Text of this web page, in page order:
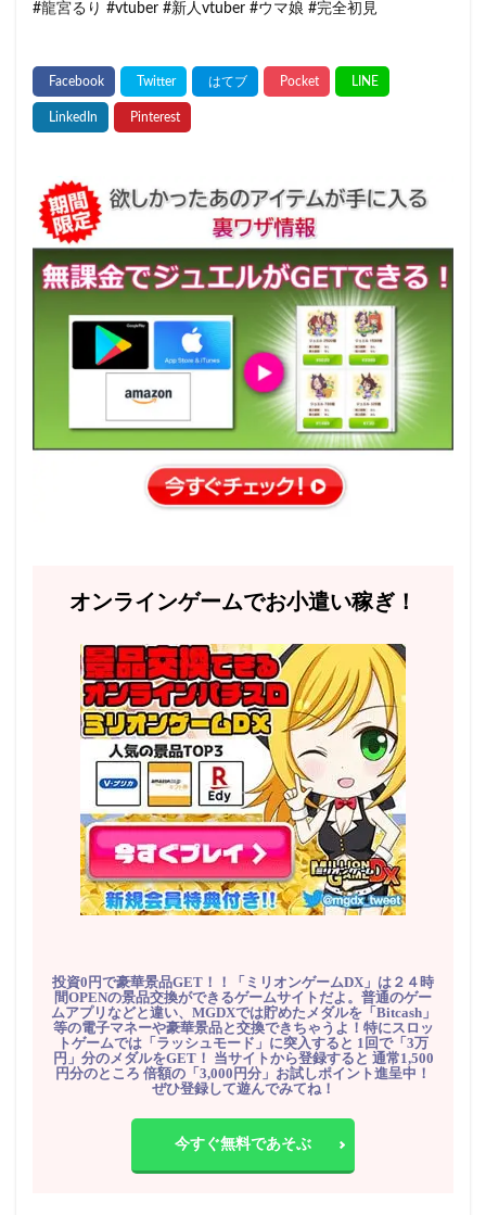
#龍宮るり #vtuber #新人vtuber #ウマ娘 #完全初見
オンラインゲームでお小遣い稼ぎ！
投資0円で豪華景品GET！！「ミリオンゲームDX」は２４時
間OPENの景品交換ができるゲームサイトだよ。普通のゲー
ムアプリなどと違い、MGDXでは貯めたメダルを「Bitcash」
等の電子マネーや豪華景品と交換できちゃうよ！特にスロッ
トゲームでは「ラッシュモード」に突入すると 1回で「3万
円」分のメダルをGET！ 当サイトから登録すると 通常1,500
円分のところ 倍額の「3,000円分」お試しポイント進呈中！
ぜひ登録して遊んでみてね！
今すぐ無料であそぶ